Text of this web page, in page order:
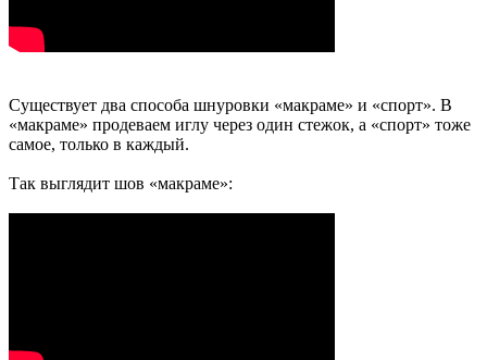
Существует два способа шнуровки «макраме» и «спорт». В
«макраме» продеваем иглу через один стежок, а «спорт» тоже
самое, только в каждый.
Так выглядит шов «макраме»: